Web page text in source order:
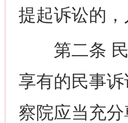
提起诉讼的
第二条 民
享有的民事
察院应当充